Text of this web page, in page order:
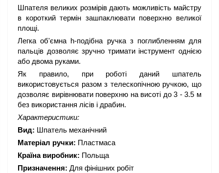
Шпателя великих розмірів дають можливість майстру
в короткий термін зашпаклювати поверхню великої
площі.
Легка об'ємна h-подібна ручка з поглибленням для
пальців дозволяє зручно тримати інструмент однією
або двома руками.
Як правило, при роботі даний шпатель
використовується разом з телескопічною ручкою, що
дозволяє вирівнювати поверхню на висоті до 3 - 3.5 м
без використання лісів і драбин.
Характеристики:
Вид: Шпатель механічний
Матеріал ручки: Пластмаса
Країна виробник: Польща
Призначення: Для фінішних робіт